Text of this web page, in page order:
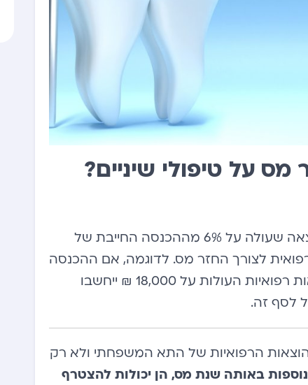
על טיפולי שיניים?
החוק בישראל מגדיר “הוצאה רפואית חריגה” כהוצאה שעולה על 6% מההכנסה החייבת של
לצורך החזר מס. לדוגמה, אם ההכנסה
השנתית החייבת עומדת על 300,000 ₪, רק הוצאות רפואיות העולות על 18,000 ₪ ייחשבו
לסף זה.
הרפואיות של התא המשפחתי ולא רק
באותה שנת מס, הן יכולות להצטרף